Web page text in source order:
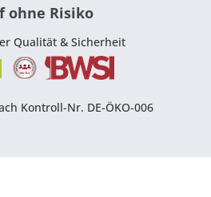
ohne Risiko
Qualität & Sicherheit
Kontroll-Nr. DE-ÖKO-006